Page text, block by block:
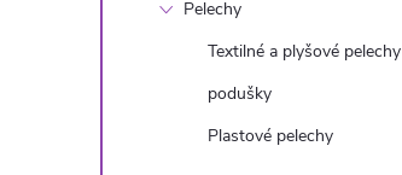
Pelechy
Textilné a plyšové pelechy
podušky
Plastové pelechy